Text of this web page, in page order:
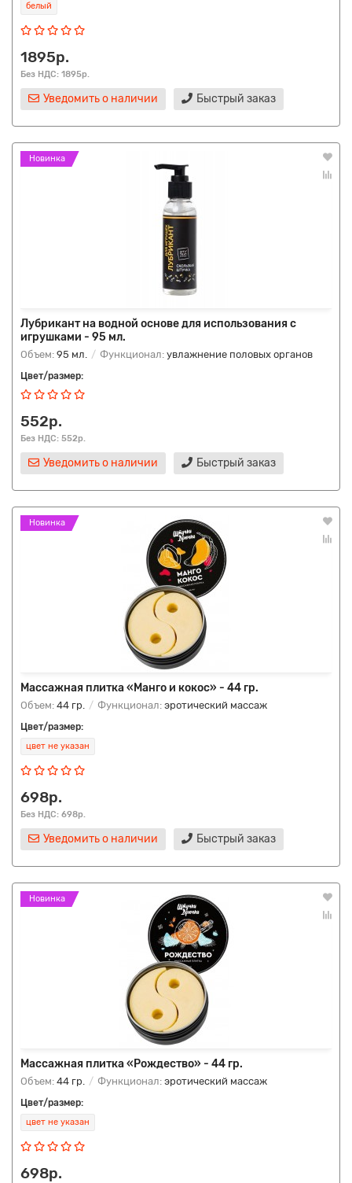
белый
1895р.
Без НДС: 1895р.
Уведомить о наличии Быстрый заказ
Новинка
Лубрикант на водной основе для использования с
игрушками - 95 мл.
Объем: 95 мл. Функционал: увлажнение половых органов
Цвет/размер:
552р.
Без НДС: 552р.
Уведомить о наличии Быстрый заказ
Новинка
Массажная плитка «Манго и кокос» - 44 гр.
Объем: 44 гр. Функционал: эротический массаж
Цвет/размер:
цвет не указан
698р.
Без НДС: 698р.
Уведомить о наличии Быстрый заказ
Новинка
Массажная плитка «Рождество» - 44 гр.
Объем: 44 гр. Функционал: эротический массаж
Цвет/размер:
цвет не указан
698р.